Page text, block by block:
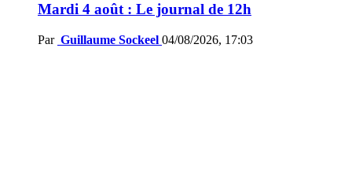
Mardi 4 août : Le journal de 12h
Par Guillaume Sockeel 04/08/2026, 17:03